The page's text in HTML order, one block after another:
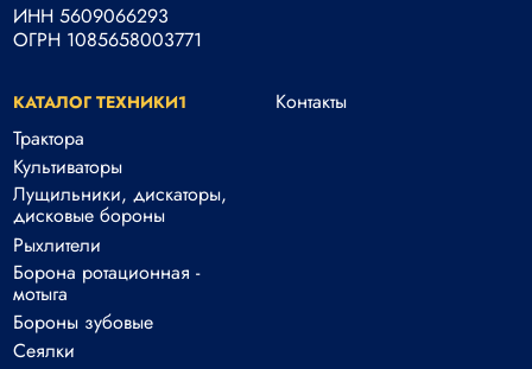
ИНН 5609066293
ОГРН 1085658003771
КАТАЛОГ ТЕХНИКИ1
Трактора
Культиваторы
Лущильники, дискаторы,
дисковые бороны
Рыхлители
Борона ротационная -
мотыга
Бороны зубовые
Сеялки
Контакты